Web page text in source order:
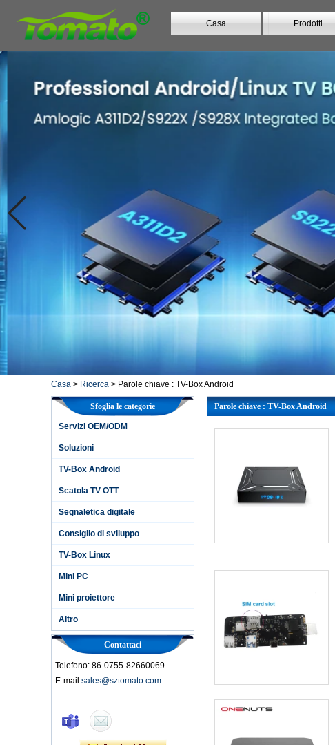
Casa Prodotti
Casa > Ricerca > Parole chiave : TV-Box Android
Sfoglia le categorie
Servizi OEM/ODM
Soluzioni
TV-Box Android
Scatola TV OTT
Segnaletica digitale
Consiglio di sviluppo
TV-Box Linux
Mini PC
Mini proiettore
Altro
Contattaci
Telefono: 86-0755-82660069
E-mail:sales@sztomato.com
Parole chiave : TV-Box Android